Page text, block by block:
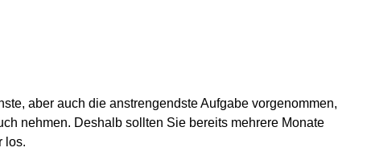
aber auch die anstrengendste Aufgabe vorgenommen,
nehmen. Deshalb sollten Sie bereits mehrere Monate
los.